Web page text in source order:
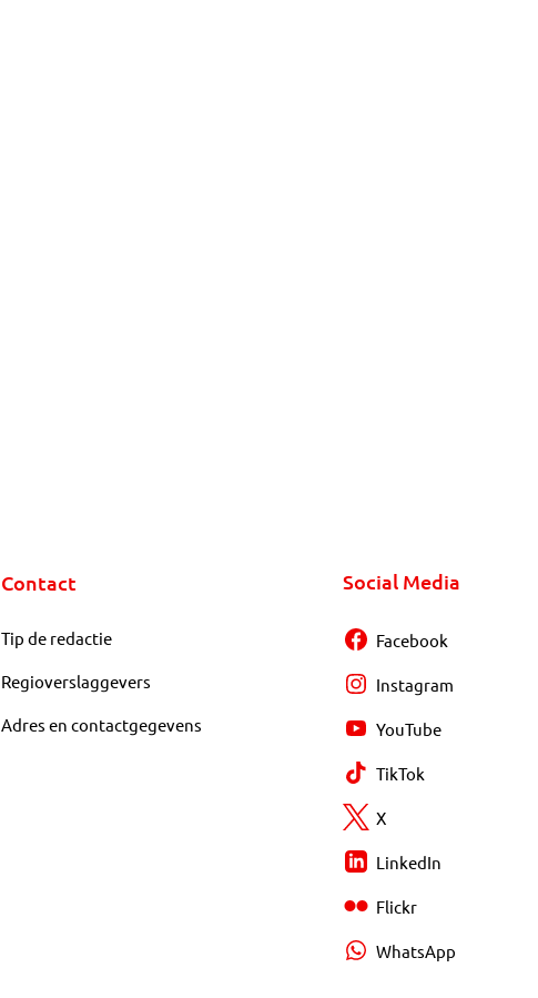
Contact
Tip de redactie
Regioverslaggevers
Adres en contactgegevens
Social Media
Facebook
Instagram
YouTube
TikTok
X
LinkedIn
Flickr
WhatsApp